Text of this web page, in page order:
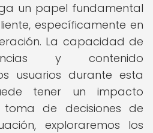
un papel fundamental
específicamente en
La capacidad de
y contenido
usuarios durante esta
tener un impacto
de decisiones de
exploraremos los